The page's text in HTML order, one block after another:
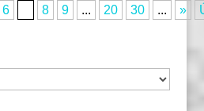
6 8 9 ... 20 30 ... »